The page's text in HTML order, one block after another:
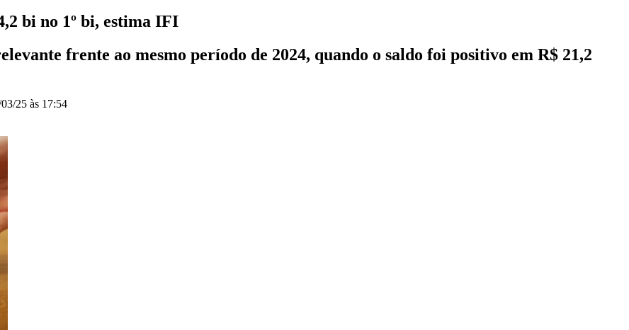
bi no 1º bi, estima IFI
frente ao mesmo período de 2024, quando o saldo foi positivo em R$ 21,2
25 às 17:54